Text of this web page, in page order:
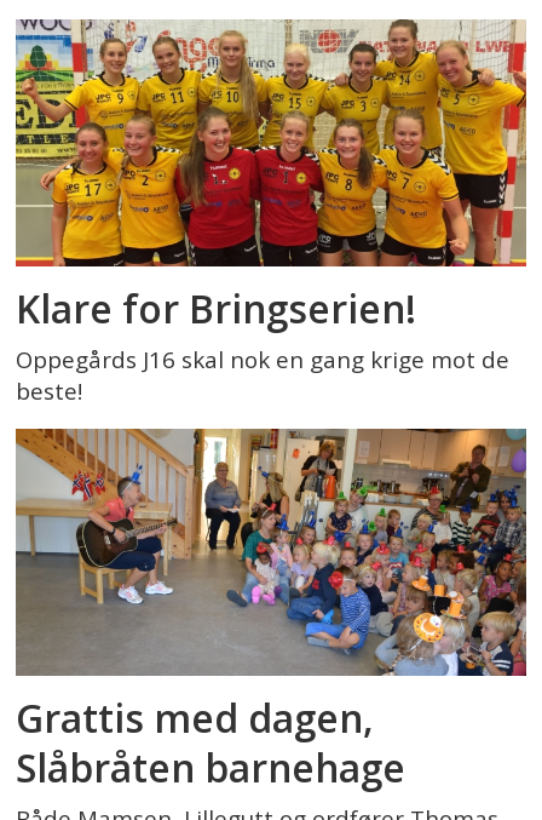
Klare for Bringserien!
Oppegårds J16 skal nok en gang krige mot de
beste!
Grattis med dagen,
Slåbråten barnehage